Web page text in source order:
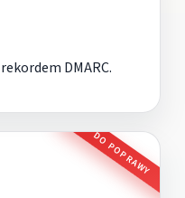
DMARC.
DO POPRAWY